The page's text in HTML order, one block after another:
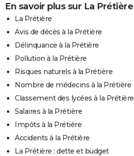
En savoir plus sur La Prétière
La Prétière
Avis de décès à la Prétière
Délinquance à la Prétière
Pollution à la Prétière
Risques naturels à la Prétière
Nombre de médecins à la Prétière
Classement des lycées à la Prétière
Salaires à la Prétière
Impôts à la Prétière
Accidents à la Prétière
La Prétière : dette et budget